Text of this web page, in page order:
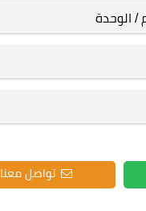
/ الوحدة
تواصل معنا